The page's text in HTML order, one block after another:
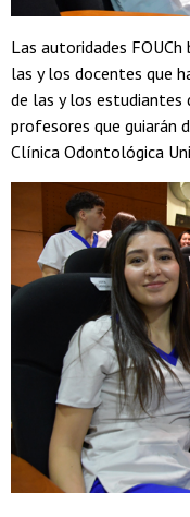
Las autoridades
las y los docentes que
de las y los estudiantes
profesores que guiarán
Clínica Odontológica